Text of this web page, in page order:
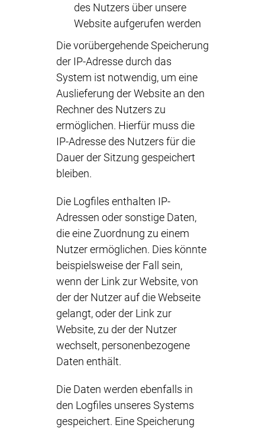
des Nutzers über unsere
Website aufgerufen werden
Die vorübergehende Speicherung
der IP-Adresse durch das
System ist notwendig, um eine
Auslieferung der Website an den
Rechner des Nutzers zu
ermöglichen. Hierfür muss die
IP-Adresse des Nutzers für die
Dauer der Sitzung gespeichert
bleiben.
Die Logfiles enthalten IP-
Adressen oder sonstige Daten,
die eine Zuordnung zu einem
Nutzer ermöglichen. Dies könnte
beispielsweise der Fall sein,
wenn der Link zur Website, von
der der Nutzer auf die Webseite
gelangt, oder der Link zur
Website, zu der der Nutzer
wechselt, personenbezogene
Daten enthält.
Die Daten werden ebenfalls in
den Logfiles unseres Systems
gespeichert. Eine Speicherung